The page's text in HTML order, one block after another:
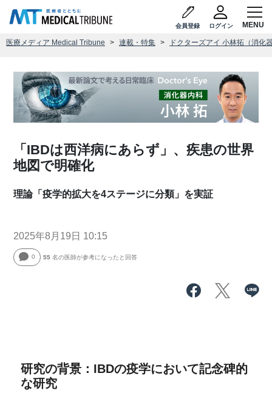
会員登録 ログイン
医療メディア Medical Tribune 連載・特集 ドクターズアイ 小林拓（消化
「IBDは西洋病にあらず」、疾患の世界
地図で明確化
理論「疫学的拡大を4ステージに分類」を実証
2025年8月19日 10:15
0 55 名の医師が参考になったと回答
研究の背景：IBDの疫学において記念碑的
な研究